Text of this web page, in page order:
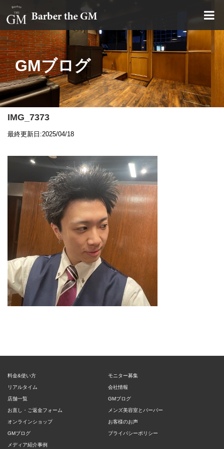
大阪・本町｜大人の散髪屋
GMブログ
IMG_7373
最終更新日:2025/04/18
料金&使い方
リアルタイム
店舗一覧
お直し・ご返金フォーム
オンラインショップ
GMブログ
メディア紹介事例
モニター募集
会社情報
GMブログ
メンズ美容室とバーバー
お客様のお声
プライバシーポリシー